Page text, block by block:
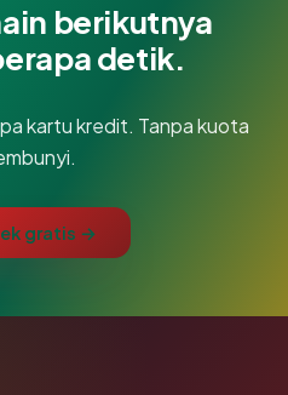
berikutnya
detik.
kartu kredit. Tanpa kuota
gratis →